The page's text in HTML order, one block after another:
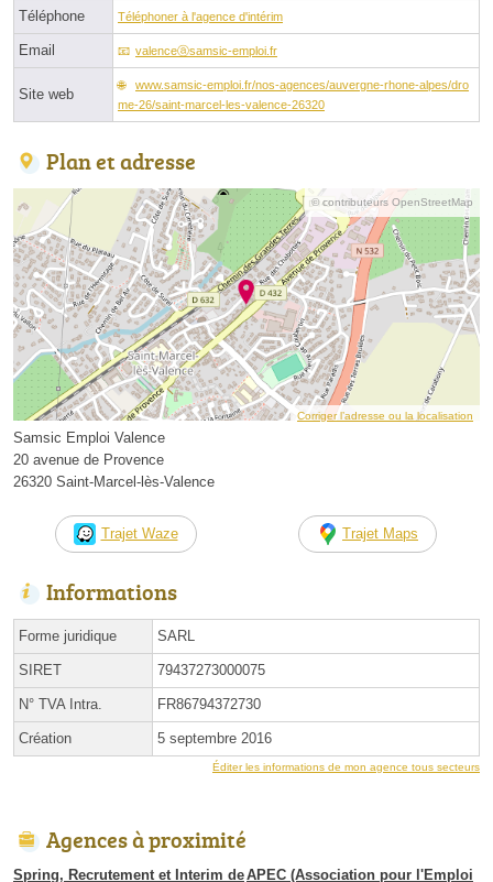
Téléphone Téléphoner à l'agence d'intérim
Email valenceⓐsamsic-emploi.fr
Site web
www.samsic-emploi.fr/nos-agences/auvergne-rhone-alpes/dro
me-26/saint-marcel-les-valence-26320
Plan et adresse
© contributeurs OpenStreetMap
Corriger l’adresse ou la localisation
Samsic Emploi Valence
20 avenue de Provence
26320 Saint-Marcel-lès-Valence
Trajet Waze Trajet Maps
Informations
Forme juridique SARL
SIRET 79437273000075
N° TVA Intra. FR86794372730
Création 5 septembre 2016
Éditer les informations de mon agence tous secteurs
Agences à proximité
Spring, Recrutement et Interim deAPEC (Association pour l'Emploi